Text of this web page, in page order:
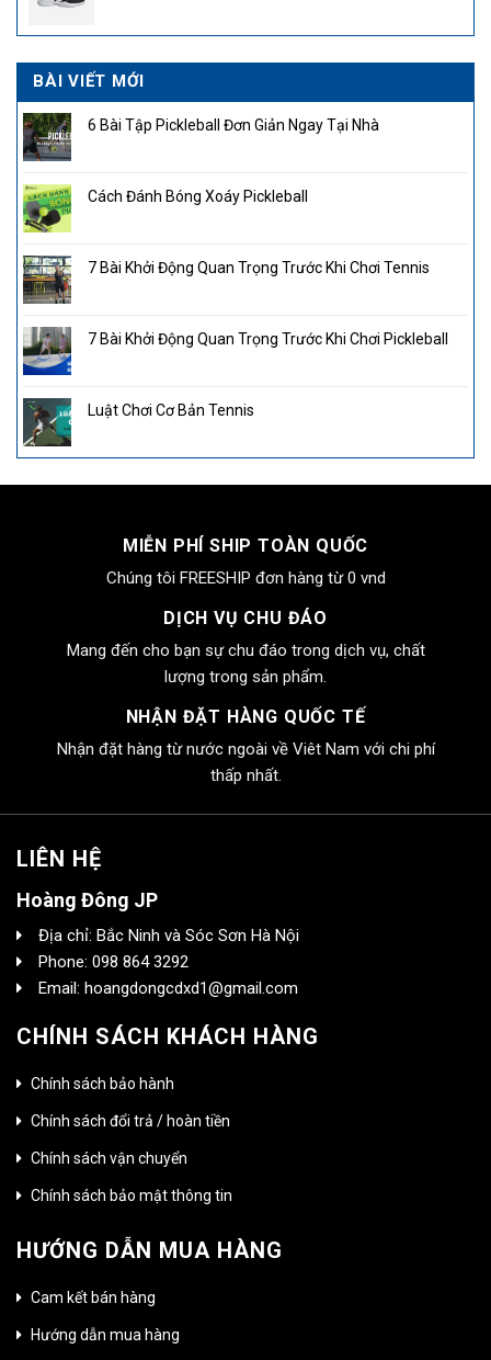
BÀI VIẾT MỚI
6 Bài Tập Pickleball Đơn Giản Ngay Tại Nhà
Cách Đánh Bóng Xoáy Pickleball
7 Bài Khởi Động Quan Trọng Trước Khi Chơi Tennis
7 Bài Khởi Động Quan Trọng Trước Khi Chơi Pickleball
Luật Chơi Cơ Bản Tennis
MIỄN PHÍ SHIP TOÀN QUỐC
Chúng tôi FREESHIP đơn hàng từ 0 vnd
DỊCH VỤ CHU ĐÁO
Mang đến cho bạn sự chu đáo trong dịch vụ, chất
lượng trong sản phẩm.
NHẬN ĐẶT HÀNG QUỐC TẾ
Nhận đặt hàng từ nước ngoài về Viêt Nam với chi phí
thấp nhất.
LIÊN HỆ
Hoàng Đông JP
Địa chỉ: Bắc Ninh và Sóc Sơn Hà Nội
Phone: 098 864 3292
Email: hoangdongcdxd1@gmail.com
CHÍNH SÁCH KHÁCH HÀNG
Chính sách bảo hành
Chính sách đổi trả / hoàn tiền
Chính sách vận chuyển
Chính sách bảo mật thông tin
HƯỚNG DẪN MUA HÀNG
Cam kết bán hàng
Hướng dẫn mua hàng